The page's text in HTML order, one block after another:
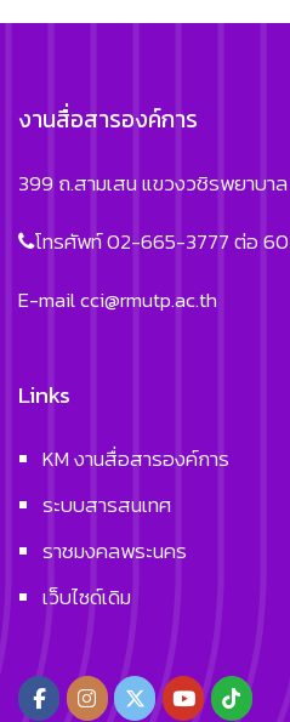
งานสื่อสารองค์การ
399 ถ.สามเสน แขวงวชิรพยาบา
โทรศัพท์ 02-665-3777 ต่อ
E-mailcci@rmutp.ac.th
Links
KM งานสื่อสารองค์การ
ระบบสารสนเทศ
ราชมงคลพระนคร
เว็บไซด์เดิม